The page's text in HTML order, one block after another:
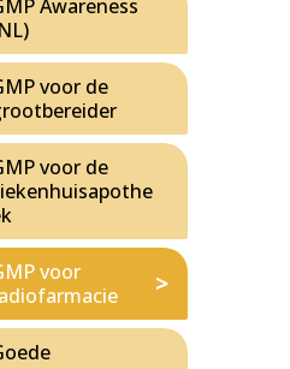
Awareness
voor de
voor de
voor